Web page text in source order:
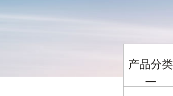
产品分类